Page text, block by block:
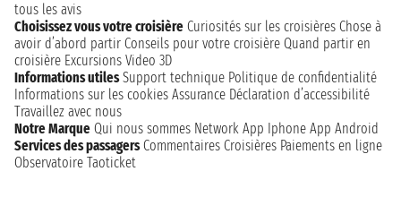
tous les avis
Choisissez vous votre croisière Curiosités sur les croisières Chose à
avoir d’abord partir Conseils pour votre croisière Quand partir en
croisière Excursions Video 3D
Informations utiles Support technique Politique de confidentialité
Informations sur les cookies Assurance Déclaration d’accessibilité
Travaillez avec nous
Notre Marque Qui nous sommes Network App Iphone App Android
Services des passagers Commentaires Croisières Paiements en ligne
Observatoire Taoticket